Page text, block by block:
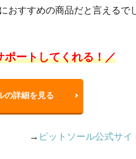
おすすめの商品だと言えるで
ポートしてくれる！／
の詳細を見る
→ ピットソール公式サイ